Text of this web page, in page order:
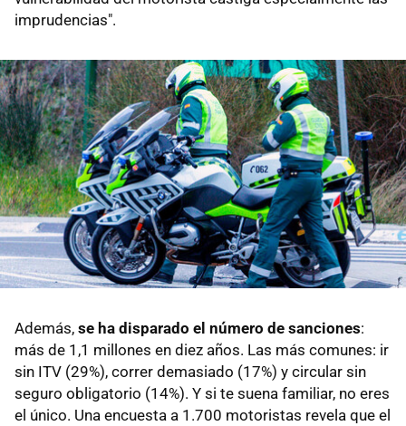
imprudencias".
Además, se ha disparado el número de sanciones:
más de 1,1 millones en diez años. Las más comunes: ir
sin ITV (29%), correr demasiado (17%) y circular sin
seguro obligatorio (14%). Y si te suena familiar, no eres
el único. Una encuesta a 1.700 motoristas revela que el